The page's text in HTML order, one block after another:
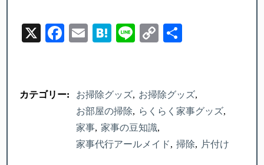
X Facebook
EmailHatenaLineCopy
カテゴリー: お掃除グッズ
お掃除グッズ
お部屋の掃除
らくらく家事グッズ
家事
家事の豆知識
家事代行アールメイド
掃除 片付け